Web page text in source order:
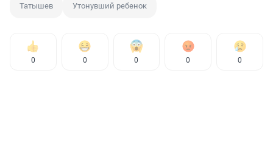
Татышев Утонувший ребенок
0 0 0 0 0